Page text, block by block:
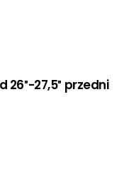
26″-27,5″ przedni